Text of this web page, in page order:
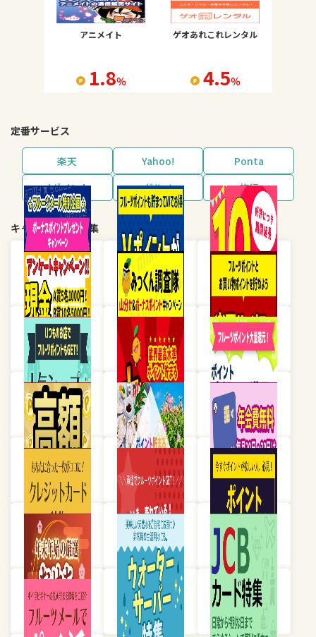
アニメイト
1.8％
ゲオあれこれレンタル
4.5％
定番サービス
楽天 Yahoo!
Ponta
dポイント
グルメ 旅行
キャンペーン・特集